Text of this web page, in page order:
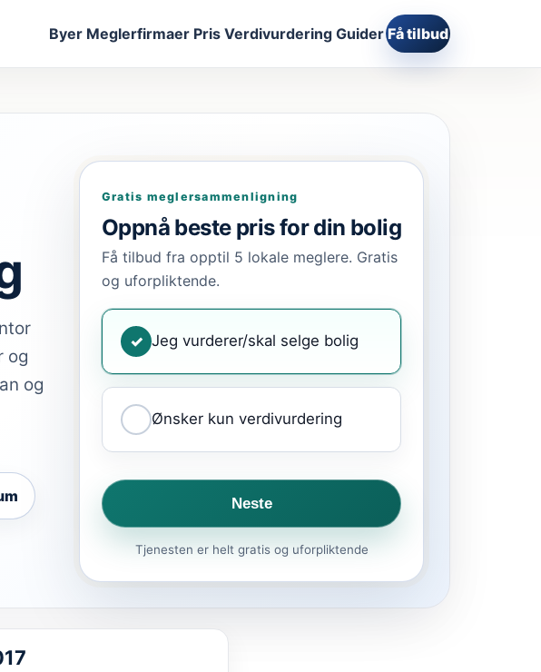
Byer Meglerfirmaer Pris Verdivurdering Guider Få tilbud
og
og
Gratis meglersammenligning
Oppnå beste pris for din bolig
Få tilbud fra opptil 5 lokale meglere. Gratis
og uforpliktende.
✓ Jeg vurderer/skal selge bolig
Ønsker kun verdivurdering
Neste
Tjenesten er helt gratis og uforpliktende